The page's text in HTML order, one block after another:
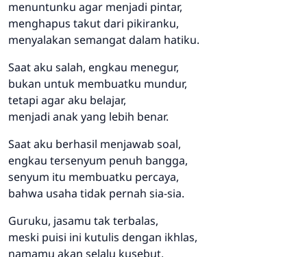
menuntunku agar menjadi pintar,
menghapus takut dari pikiranku,
menyalakan semangat dalam hatiku.
Saat aku salah, engkau menegur,
bukan untuk membuatku mundur,
tetapi agar aku belajar,
menjadi anak yang lebih benar.
Saat aku berhasil menjawab soal,
engkau tersenyum penuh bangga,
senyum itu membuatku percaya,
bahwa usaha tidak pernah sia-sia.
Guruku, jasamu tak terbalas,
meski puisi ini kutulis dengan ikhlas,
namamu akan selalu kusebut,